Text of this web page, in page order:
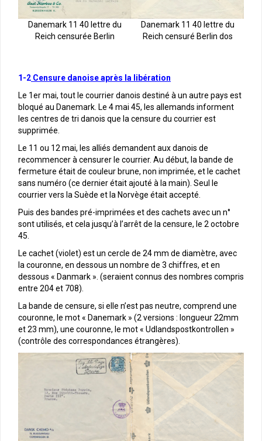
Danemark 11 40 lettre du
Reich censurée Berlin
Danemark 11 40 lettre du
Reich censuré Berlin dos
1-2 Censure danoise après la libération
Le 1er mai, tout le courrier danois destiné à un autre pays est
bloqué au Danemark. Le 4 mai 45, les allemands informent
les centres de tri danois que la censure du courrier est
supprimée.
Le 11 ou 12 mai, les alliés demandent aux danois de
recommencer à censurer le courrier. Au début, la bande de
fermeture était de couleur brune, non imprimée, et le cachet
sans numéro (ce dernier était ajouté à la main). Seul le
courrier vers la Suède et la Norvège était accepté.
Puis des bandes pré-imprimées et des cachets avec un n°
sont utilisés, et cela jusqu’à l’arrêt de la censure, le 2 octobre
45.
Le cachet (violet) est un cercle de 24 mm de diamètre, avec
la couronne, en dessous un nombre de 3 chiffres, et en
dessous « Danmark ». (seraient connus des nombres compris
entre 204 et 708).
La bande de censure, si elle n’est pas neutre, comprend une
couronne, le mot « Danemark » (2 versions : longueur 22mm
et 23 mm), une couronne, le mot « Udlandspostkontrollen »
(contrôle des correspondances étrangères).